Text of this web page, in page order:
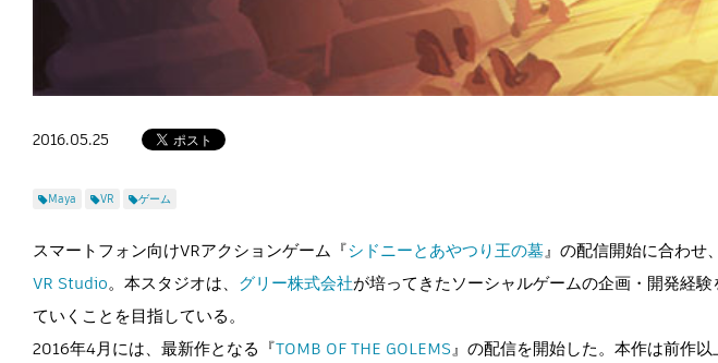
2016.05.25
Maya VR ゲーム
スマートフォン向けVRアクションゲーム『シドニーとあやつり王の墓』の配信開始に合わせ
VR Studio。本スタジオは、 グリー株式会社が培ってきたソーシャルゲームの企画・開発経
ていくことを目指している。
2016年4月には、最新作となる『TOMB OF THE GOLEMS』の配信を開始した。本作は前作